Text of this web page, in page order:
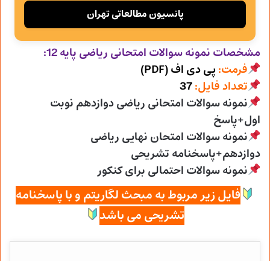
پانسیون مطالعاتی تهران
مشخصات نمونه سوالات امتحانی ریاضی پایه 12:
فرمت: پی دی اف (PDF)
تعداد فایل:37
نمونه سوالات امتحانی ریاضی دوازدهم نوبت
اول+پاسخ
نمونه سوالات امتحان نهایی ریاضی
دوازدهم+پاسخنامه تشریحی
نمونه سوالات احتمالی برای کنکور
فایل زیر مربوط به مبحث لگاریتم و با پاسخنامه
تشریحی می باشد